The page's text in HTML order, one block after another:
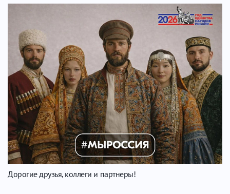
Дорогие друзья, коллеги и партнеры!